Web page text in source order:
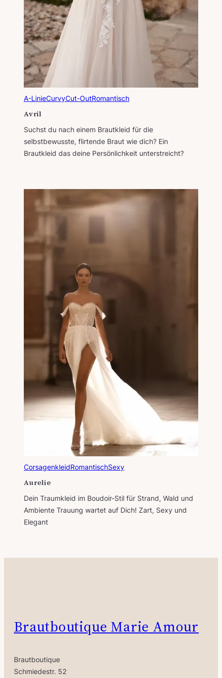
A-LinieCurvyCut-OutRomantisch
Avril
Suchst du nach einem Brautkleid für die
selbstbewusste, flirtende Braut wie dich? Ein
Brautkleid das deine Persönlichkeit unterstreicht?
CorsagenkleidRomantischSexy
Aurelie
Dein Traumkleid im Boudoir-Stil für Strand, Wald und
Ambiente Trauung wartet auf Dich! Zart, Sexy und
Elegant
Brautboutique Marie Amour
Brautboutique
Schmiedestr. 52